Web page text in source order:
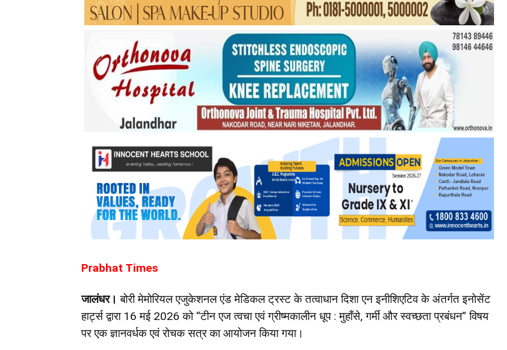
Prabhat Times
जालंधर।बोरी मेमोरियल एजुकेशनल एंड मेडिकल ट्रस्ट के तत्वाधान दिशा एन इनीशिएटिव के अंतर्गत इनोसेंट
हार्ट्स द्वारा 16 मई 2026 को “टीन एज त्वचा एवं ग्रीष्मकालीन धूप : मुहाँसे, गर्मी और स्वच्छता प्रबंधन” विषय
पर एक ज्ञानवर्धक एवं रोचक सत्र का आयोजन किया गया।